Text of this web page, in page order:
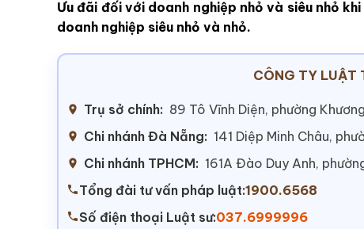
Ưu đãi đối với doanh nghiệp nhỏ và siêu nhỏ
doanh nghiệp siêu nhỏ và nhỏ.
CÔNG TY LUẬT
Trụ sở chính: 89 Tô Vĩnh Diện, phường
Chi nhánh Đà Nẵng: 141 Diệp Minh Châu,
Chi nhánh TPHCM: 161A Đào Duy Anh,
Tổng đài tư vấn pháp luật:1900.6568
Số điện thoại Luật sư:037.6999996